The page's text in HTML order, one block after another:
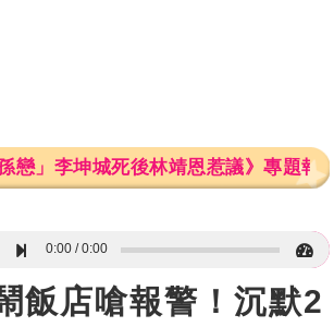
戀」李坤城死後林靖恩惹議》專題報
0:00 0:00
飯店嗆報警！沉默2